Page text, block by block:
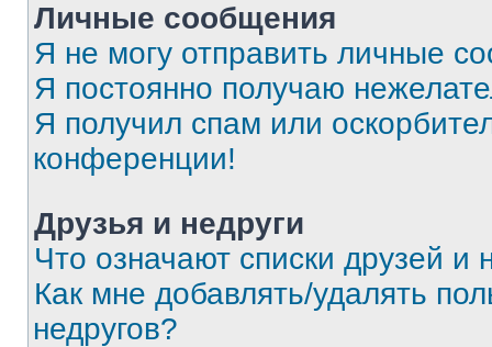
Личные сообщения
Я не могу отправить личные
Я постоянно получаю
Я получил спам или
конференции!
Друзья и недруги
Что означают списки друзей и
Как мне добавлять/удалять
недругов?